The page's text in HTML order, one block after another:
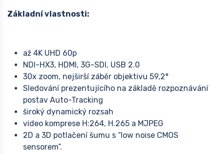
Základní vlastnosti:
až 4K UHD 60p
NDI-HX3, HDMI, 3G-SDI, USB 2.0
30x zoom, nejširší záběr objektivu 59,2°
Sledování prezentujícího na základě rozpoznávání
postav Auto-Tracking
široký dynamický rozsah
video komprese H:264, H.265 a MJPEG
2D a 3D potlačení šumu s “low noise CMOS
sensorem”.